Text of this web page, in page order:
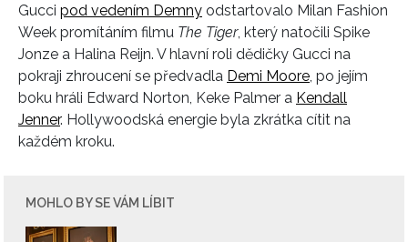
Gucci pod vedením Demny odstartovalo Milan Fashion
Week promítáním filmu The Tiger, který natočili Spike
Jonze a Halina Reijn. V hlavní roli dědičky Gucci na
pokraji zhroucení se předvadla Demi Moore , po jejím
boku hráli Edward Norton, Keke Palmer a Kendall
Jenner. Hollywoodská energie byla zkrátka cítit na
každém kroku.
MOHLO BY SE VÁM LÍBIT